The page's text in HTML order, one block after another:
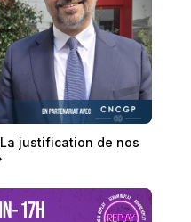
La justification de nos